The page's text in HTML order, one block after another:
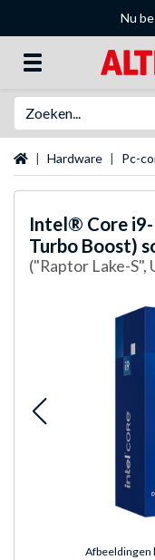
Nu
Startpagina
Hardware Pc-
Intel® Core
Turbo Boost)
("Raptor Lake-S",
Afbeeldingen